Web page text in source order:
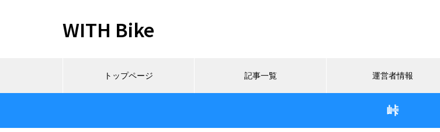
WITH Bike
トップページ 記事一覧 運営者情報
峠